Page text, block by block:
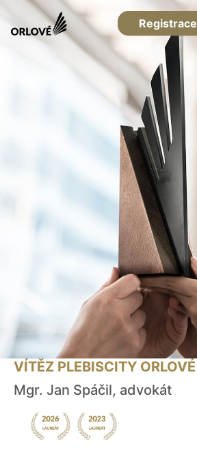
Registrace
VÍTĚZ PLEBISCITY ORLOVÉ
Mgr. Jan Spáčil, advokát